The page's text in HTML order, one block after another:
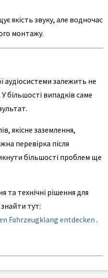
якість звуку, але водночас
монтажу.
аудіосистеми залежить не
більшості випадків саме
якісне заземлення,
перевірка після
більшості проблем ще
та технічні рішення для
тут:
Fahrzeugklang entdecken .